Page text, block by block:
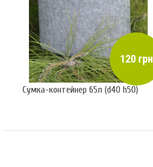
120 грн
Сумка-контейнер 65л (d40 h50)